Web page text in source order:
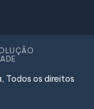
Todos os direitos